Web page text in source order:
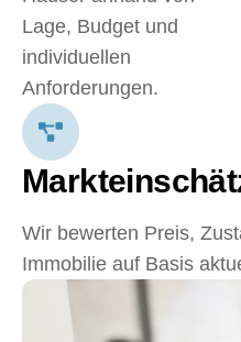
Lage, Budget und
individuellen
Anforderungen.
Wir bewerten Preis,
Immobilie auf Basis